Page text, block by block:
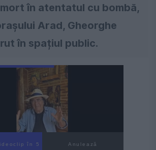
în atentatul cu bombă,
Arad, Gheorghe
în spațiul public.
în 4 Anulează